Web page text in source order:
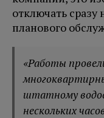
отключать
планового
«Работы
штатному
нескольких